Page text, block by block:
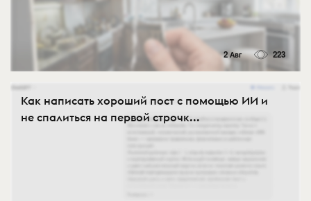
2 Авг 223
Как написать хороший пост с помощью ИИ и
не спалиться на первой строчк...